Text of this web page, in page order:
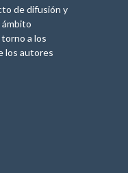
de difusión y
ámbito
a los
los autores